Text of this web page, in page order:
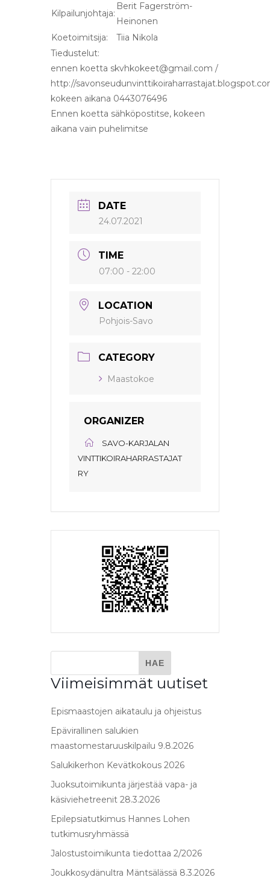
Kilpailunjohtaja:
Berit Fagerström-
Heinonen
Koetoimitsija:
Tiia Nikola
Tiedustelut:
ennen koetta skvhkokeet@gmail.com /
http://
kokeen aikana 0443076496
Ennen koetta sähköpostitse, kokeen
aikana vain puhelimitse
DATE
24.07.2021
TIME
07:00 - 22:00
LOCATION
Pohjois-Savo
CATEGORY
Maastokoe
ORGANIZER
SAVO-KARJALAN
VINTTIKOIRAHARRASTAJAT
RY
Viimeisimmät uutiset
Epismaastojen aikataulu ja ohjeistus
Epävirallinen salukien
maastomestaruuskilpailu 9.8.2026
Salukikerhon Kevätkokous 2026
Juoksutoimikunta järjestää vapa- ja
käsiviehetreenit 28.3.2026
Epilepsiatutkimus Hannes Lohen
tutkimusryhmässä
Jalostustoimikunta tiedottaa 2/2026
Joukkosydänultra Mäntsälässä 8.3.2026